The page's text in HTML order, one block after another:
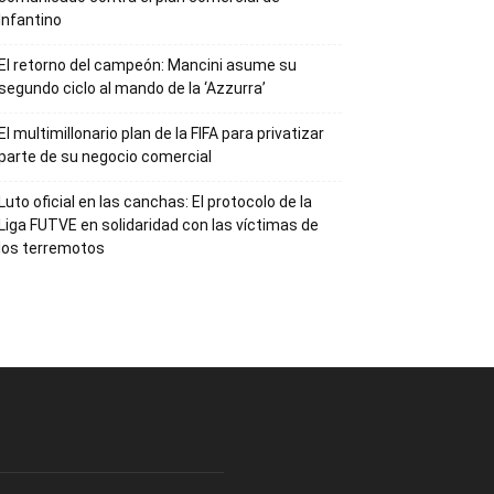
Infantino
El retorno del campeón: Mancini asume su
ciclo al mando de la ‘Azzurra’
El multimillonario plan de la FIFA para privatizar
de su negocio comercial
Luto oficial en las canchas: El protocolo de la
Liga FUTVE en solidaridad con las víctimas de
los terremotos